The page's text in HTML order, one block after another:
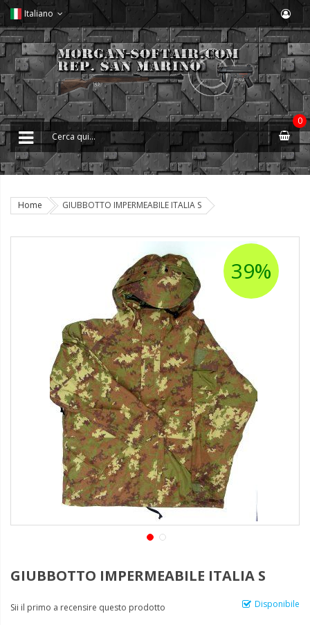
Italiano
0
Home GIUBBOTTO IMPERMEABILE ITALIA S
GIUBBOTTO IMPERMEABILE ITALIA S
Disponibile
Sii il primo a recensire questo prodotto
39%